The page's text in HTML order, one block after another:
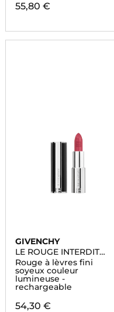
55,80 €
GIVENCHY
LE ROUGE INTERDIT
INTENSE SILK
Rouge à lèvres fini
soyeux couleur
lumineuse -
rechargeable
54,30 €